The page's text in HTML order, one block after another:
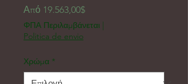
Από 19.563,00$Τιμή Έκπτωσης
ΦΠΑ Περιλαμβάνεται |
Politica de envio
Χρώμα *